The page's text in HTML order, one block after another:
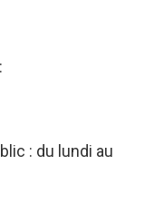
: du lundi au